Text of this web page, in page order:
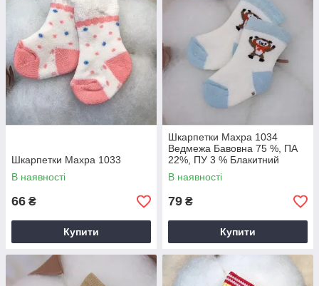
Шкарпетки Махра 1033
В наявності
66 ₴
Купити
Шкарпетки Махра 1034
Ведмежа Бавовна 75 %, ПА
22%, ПУ 3 % Блакитний
арт.27075106 Розмір 10-12(р)
В наявності
79 ₴
Купити